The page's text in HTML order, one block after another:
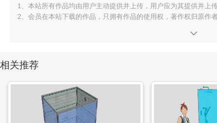
1、本站所有作品均由用户主动提供并上传，用户应为其提供并上
2、会员在本站下载的作品，只拥有作品的使用权，著作权归原作
相关推荐